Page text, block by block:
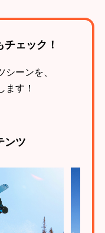
ェック！
ーンを、
す！
ンツ